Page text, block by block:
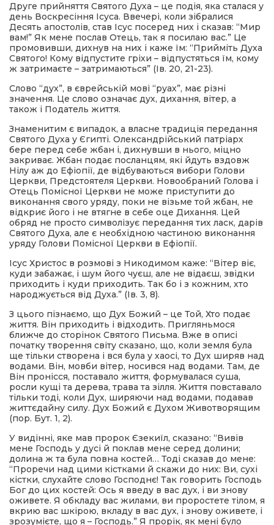
Друге прийняття Святого Духа – це подія, яка сталася у
день Воскресіння Ісуса. Ввечері, коли зібралися
Десять апостолів, став Ісус посеред них і сказав: “Мир
вам!” Як мене послав Отець, так я посилаю вас.” Це
промовивши, дихнув на них і каже їм: “Прийміть Духа
Святого! Кому відпустите гріхи – відпустяться їм, кому
ж затримаєте – затримаються” (Ів. 20, 21-23).
Слово “дух”, в єврейській мові “руах”, має різні
значення. Це слово означає дух, дихання, вітер, а
також і Податель життя.
Знаменитим є випадок, а власне традиція передання
Святого Духа у Єгипті. Олександрійський патріарх
бере перед себе жбан і, дихнувши в нього, міцно
закриває. Жбан подає посланцям, які йдуть вздовж
Нілу аж до Ефіопії, де відбуваються вибори Голови
Церкви, Предстоятеля Церкви. Новообраний Голова і
Отець Помісної Церкви не може приступити до
виконання свого уряду, поки не візьме той жбан, не
відкриє його і не втягне в себе оце Дихання. Цей
обряд не просто символізує передання тих ласк, дарів
Святого Духа, але є необхідною частиною виконання
уряду Голови Помісної Церкви в Ефіопії.
Ісус Христос в розмові з Никодимом каже: “Вітер віє,
куди забажає, і шум його чуєш, але не відаєш, звідки
приходить і куди приходить. Так бо і з кожним, хто
народжується від Духа.” (Ів. 3, 8).
З цього пізнаємо, що Дух Божий – це Той, Хто подає
життя. Він приходить і відходить. Пригляньмося
ближче до сторінок Святого Письма. Вже в описі
початку творення світу сказано, що, коли земля була
ще тільки створена і вся була у хаосі, то Дух ширяв над
водами. Він, мовби вітер, носився над водами. Там, де
Він пронісся, поставало життя, формувалася суша,
росли кущі та дерева, трава та зілля. Життя повставало
тільки тоді, коли Дух, ширяючи над водами, подавав
життєдайну силу. Дух Божий є Духом Животворящим
(пор. Бут. 1, 2).
У видінні, яке мав пророк Єзекиїл, сказано: “Вивів
мене Господь у дусі й поклав мене серед долини;
долина ж та була повна костей… Тоді сказав до мене:
“Проречи над цими кістками й скажи до них: Ви, сухі
кістки, слухайте слово Господнє! Так говорить Господь
Бог до цих костей: Ось я введу в вас дух, і ви знову
оживете. Я обкладу вас жилами, ви проростете тілом, я
вкрию вас шкірою, вкладу в вас дух, і знову оживете, і
зрозумієте, що я – Господь.” Я прорік, як мені було